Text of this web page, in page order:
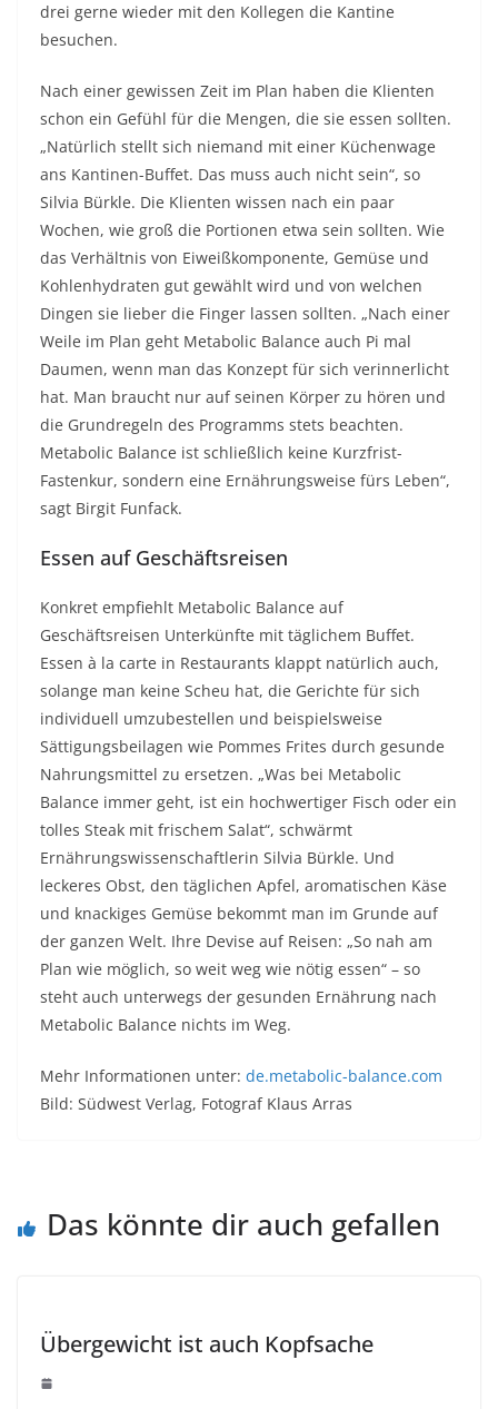
drei gerne wieder mit den Kollegen die Kantine
besuchen.
Nach einer gewissen Zeit im Plan haben die Klienten
schon ein Gefühl für die Mengen, die sie essen sollten.
„Natürlich stellt sich niemand mit einer Küchenwage
ans Kantinen-Buffet. Das muss auch nicht sein“, so
Silvia Bürkle. Die Klienten wissen nach ein paar
Wochen, wie groß die Portionen etwa sein sollten. Wie
das Verhältnis von Eiweißkomponente, Gemüse und
Kohlenhydraten gut gewählt wird und von welchen
Dingen sie lieber die Finger lassen sollten. „Nach einer
Weile im Plan geht Metabolic Balance auch Pi mal
Daumen, wenn man das Konzept für sich verinnerlicht
hat. Man braucht nur auf seinen Körper zu hören und
die Grundregeln des Programms stets beachten.
Metabolic Balance ist schließlich keine Kurzfrist-
Fastenkur, sondern eine Ernährungsweise fürs Leben“,
sagt Birgit Funfack.
Essen auf Geschäftsreisen
Konkret empfiehlt Metabolic Balance auf
Geschäftsreisen Unterkünfte mit täglichem Buffet.
Essen à la carte in Restaurants klappt natürlich auch,
solange man keine Scheu hat, die Gerichte für sich
individuell umzubestellen und beispielsweise
Sättigungsbeilagen wie Pommes Frites durch gesunde
Nahrungsmittel zu ersetzen. „Was bei Metabolic
Balance immer geht, ist ein hochwertiger Fisch oder ein
tolles Steak mit frischem Salat“, schwärmt
Ernährungswissenschaftlerin Silvia Bürkle. Und
leckeres Obst, den täglichen Apfel, aromatischen Käse
und knackiges Gemüse bekommt man im Grunde auf
der ganzen Welt. Ihre Devise auf Reisen: „So nah am
Plan wie möglich, so weit weg wie nötig essen“ – so
steht auch unterwegs der gesunden Ernährung nach
Metabolic Balance nichts im Weg.
Mehr Informationen unter: de.metabolic-balance.com
Bild: Südwest Verlag, Fotograf Klaus Arras
Das könnte dir auch gefallen
Übergewicht ist auch Kopfsache